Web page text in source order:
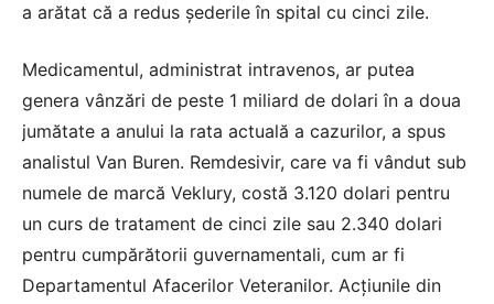
a arătat că a redus șederile în spital cu cinci zile.
Medicamentul, administrat intravenos, ar putea
genera vânzări de peste 1 miliard de dolari în a doua
jumătate a anului la rata actuală a cazurilor, a spus
analistul Van Buren. Remdesivir, care va fi vândut sub
numele de marcă Veklury, costă 3.120 dolari pentru
un curs de tratament de cinci zile sau 2.340 dolari
pentru cumpărătorii guvernamentali, cum ar fi
Departamentul Afacerilor Veteranilor. Acțiunile din